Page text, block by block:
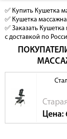
✅ Купить Кушетка
✅ Кушетка
✅ Заказать
с доставкой по
Цена: